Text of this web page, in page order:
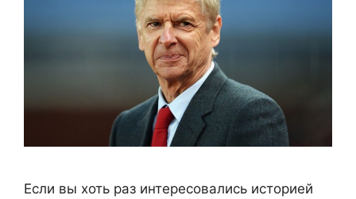
Если вы хоть раз интересовались историей